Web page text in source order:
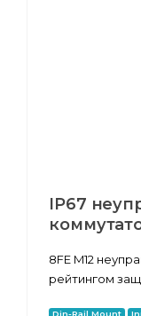
IP67
8FE M12
рейтингом
Din-Rail Mount